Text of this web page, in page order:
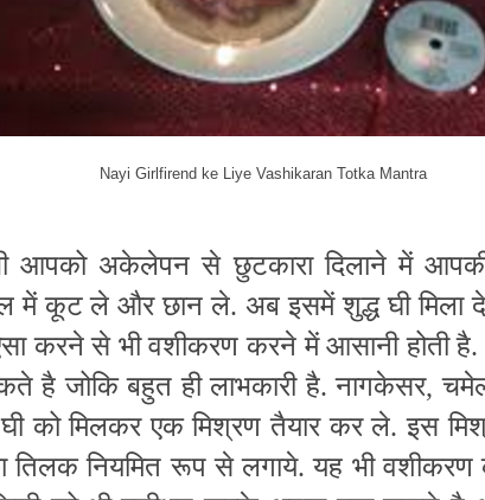
Nayi Girlfirend ke Liye Vashikaran Totka Mantra
आपको अकेलेपन से छुटकारा दिलाने में
में कूट ले और छान ले. अब इसमें शुद्ध घी मिला
करने से भी वशीकरण करने में आसानी होती
है जोकि बहुत ही लाभकारी है. नागकेसर,
को मिलकर एक मिश्रण तैयार कर ले. इस
नियमित रूप से लगाये. यह भी वशीकरण